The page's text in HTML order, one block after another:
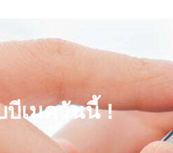
เมควันนี้ !